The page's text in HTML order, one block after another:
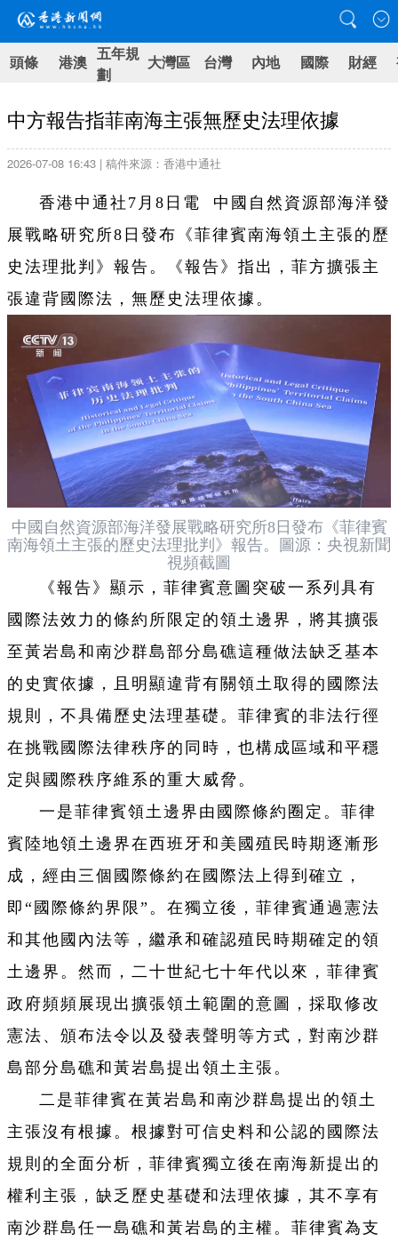
頭條 港澳 五年規
劃
大灣區 台灣 內地 國際 財經
中方報告指菲南海主張無歷史法理依據
2026-07-08 16:43 | 稿件來源：香港中通社
香港中通社7月8日電 中國自然資源部海洋發
展戰略研究所8日發布《菲律賓南海領土主張的歷
史法理批判》報告。《報告》指出，菲方擴張主
張違背國際法，無歷史法理依據。
中國自然資源部海洋發展戰略研究所8日發布《菲律賓
南海領土主張的歷史法理批判》報告。圖源：央視新聞
視頻截圖
《報告》顯示，菲律賓意圖突破一系列具有
國際法效力的條約所限定的領土邊界，將其擴張
至黃岩島和南沙群島部分島礁這種做法缺乏基本
的史實依據，且明顯違背有關領土取得的國際法
規則，不具備歷史法理基礎。菲律賓的非法行徑
在挑戰國際法律秩序的同時，也構成區域和平穩
定與國際秩序維系的重大威脅。
一是菲律賓領土邊界由國際條約圈定。菲律
賓陸地領土邊界在西班牙和美國殖民時期逐漸形
成，經由三個國際條約在國際法上得到確立，
即“國際條約界限”。在獨立後，菲律賓通過憲法
和其他國內法等，繼承和確認殖民時期確定的領
土邊界。然而，二十世紀七十年代以來，菲律賓
政府頻頻展現出擴張領土範圍的意圖，採取修改
憲法、頒布法令以及發表聲明等方式，對南沙群
島部分島礁和黃岩島提出領土主張。
二是菲律賓在黃岩島和南沙群島提出的領土
主張沒有根據。根據對可信史料和公認的國際法
規則的全面分析，菲律賓獨立後在南海新提出的
權利主張，缺乏歷史基礎和法理依據，其不享有
南沙群島任一島礁和黃岩島的主權。菲律賓為支